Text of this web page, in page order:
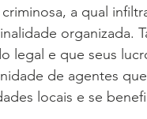
a qual
organizada.
legal e que seus
de agentes
locais e se